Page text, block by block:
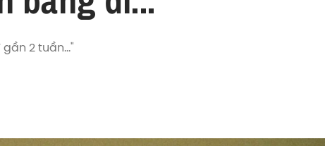
2 tuần..."